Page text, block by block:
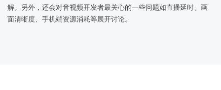
解。另外，还会对音视频开发者最关心的一些问题如直播延时、画
面清晰度、手机端资源消耗等展开讨论。